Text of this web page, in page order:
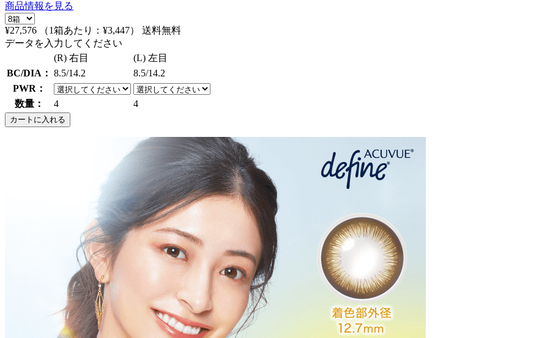
商品情報を見る
¥27,576 （1箱あたり： ¥3,447）
送料無料
データを入力してください
(R) 右目
(L) 左目
BC/DIA： 8.5/14.2
8.5/14.2
PWR：
数量：
4 4
カートに入れる